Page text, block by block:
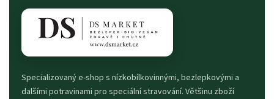
Specializovaný e-shop s nízkobílkovinnými, bezlepkovými a
dalšími potravinami pro speciální stravování. Většinu zboží